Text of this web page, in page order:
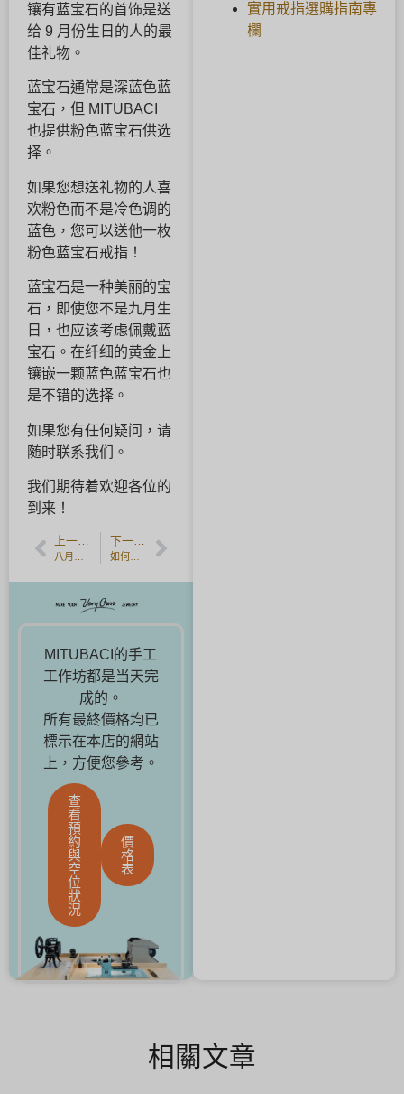
镶有蓝宝石的首饰是送
给 9 月份生日的人的最
佳礼物。
蓝宝石通常是深蓝色蓝
宝石，但 MITUBACI
也提供粉色蓝宝石供选
择。
如果您想送礼物的人喜
欢粉色而不是冷色调的
蓝色，您可以送他一枚
粉色蓝宝石戒指！
蓝宝石是一种美丽的宝
石，即使您不是九月生
日，也应该考虑佩戴蓝
宝石。在纤细的黄金上
镶嵌一颗蓝色蓝宝石也
是不错的选择。
如果您有任何疑问，请
随时联系我们。
我们期待着欢迎各位的
到来！
上一篇文章 下一篇文章
MITUBACI的手工
工作坊都是当天完
成的。
所有最終價格均已
標示在本店的網站
上，方便您參考。
查
看
預
約
與
空
位
狀
況
價
格
表
實用戒指選購指南專
欄
相關文章